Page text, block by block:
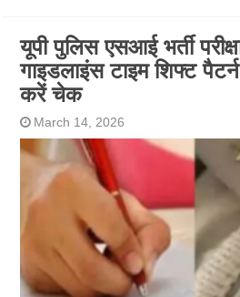
यूपी पुलिस एसआई भर्ती
गाइडलाइंस टाइम शिफ्ट
करें चेक
March 14, 2026